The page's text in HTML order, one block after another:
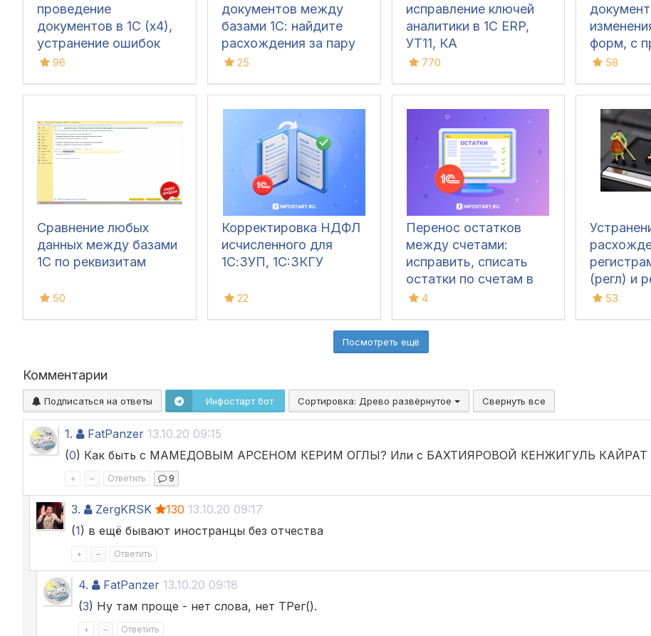
проведение
документов в 1С (x4),
устранение ошибок
60/62 счетов и зачет
3.0)
96
документов между
базами 1С: найдите
расхождения за пару
кликов
25
исправление ключей
аналитики в 1С ERP,
УТ11, КА
770
форм, с
(в т.ч
сканов
для УТ
КА 2,
1.6/3.0,
58
Сравнение любых
данных между базами
1С по реквизитам
50
Корректировка НДФЛ
исчисленного для
1С:ЗУП, 1C:ЗКГУ
22
Перенос остатков
между счетами:
исправить, списать
остатки по счетам в
1С4
(регл) и
учета
53
Посмотреть ещё
Комментарии
Подписаться на ответы Инфостарт бот Сортировка: Древо развёрнутое Свернуть все
1. FatPanzer 13.10.20 09:15
(0) Как быть с МАМЕДОВЫМ АРСЕНОМ КЕРИМ ОГЛЫ? Или с БАХТИЯРОВОЙ КЕНЖИГУЛЬ
+ – Ответить 9
3. ZergKRSK 130 13.10.20 09:17
(1) в ещё бывают иностранцы без отчества
+ – Ответить
4. FatPanzer 13.10.20 09:18
(3) Ну там проще - нет слова, нет ТРег().
+ – Ответить